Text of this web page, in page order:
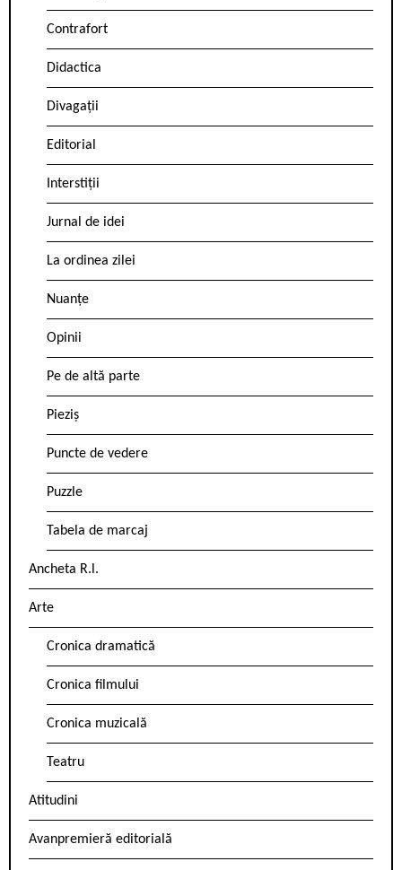
Contrafort
Didactica
Divagații
Editorial
Interstiții
Jurnal de idei
La ordinea zilei
Nuanțe
Opinii
Pe de altă parte
Pieziș
Puncte de vedere
Puzzle
Tabela de marcaj
Ancheta R.l.
Arte
Cronica dramatică
Cronica filmului
Cronica muzicală
Teatru
Atitudini
Avanpremieră editorială